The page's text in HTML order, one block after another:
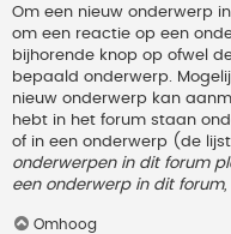
Om een nieuw onderwerp
om een reactie op een
bijhorende knop op ofwel
bepaald onderwerp.
nieuw onderwerp kan
hebt in het forum staan
of in een onderwerp (de
onderwerpen in dit forum
een onderwerp in dit forum,
Omhoog